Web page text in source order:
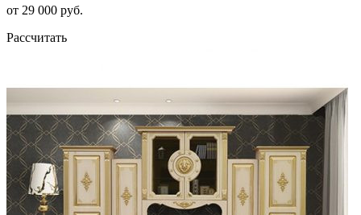
от 29 000 руб.
Рассчитать